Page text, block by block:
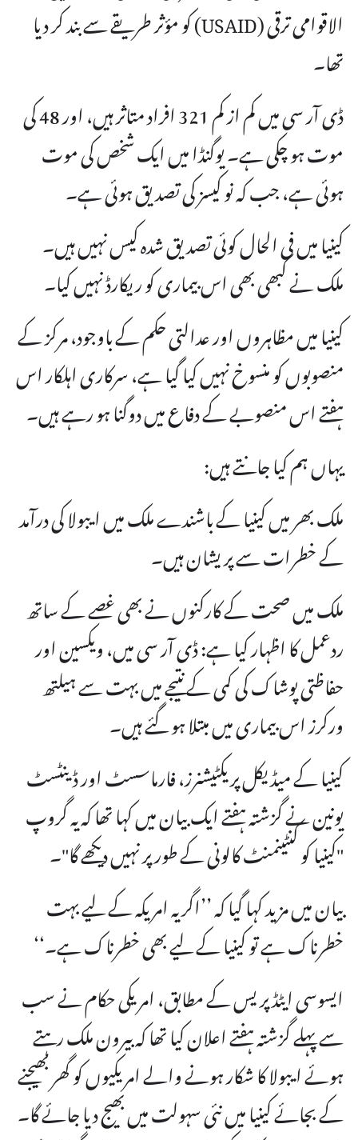
الاقوامی ترقی (USAID) کو مؤثر طریقے سے بند کر دیا
تھا۔
ڈی آر سی میں کم از کم 321 افراد متاثر ہیں، اور 48 کی
موت ہو چکی ہے۔ یوگنڈا میں ایک شخص کی موت
ہوئی ہے، جب کہ نو کیسز کی تصدیق ہوئی ہے۔
کینیا میں فی الحال کوئی تصدیق شدہ کیس نہیں ہیں۔
ملک نے کبھی بھی اس بیماری کو ریکارڈ نہیں کیا۔
کینیا میں مظاہروں اور عدالتی حکم کے باوجود، مرکز کے
منصوبوں کو منسوخ نہیں کیا گیا ہے، سرکاری اہلکار اس
ہفتے اس منصوبے کے دفاع میں دوگنا ہو رہے ہیں۔
یہاں ہم کیا جانتے ہیں:
ملک بھر میں کینیا کے باشندے ملک میں ایبولا کی درآمد
کے خطرات سے پریشان ہیں۔
ملک میں صحت کے کارکنوں نے بھی غصے کے ساتھ
ردعمل کا اظہار کیا ہے: ڈی آر سی میں، ویکسین اور
حفاظتی پوشاک کی کمی کے نتیجے میں بہت سے ہیلتھ
ورکرز اس بیماری میں مبتلا ہو گئے ہیں۔
کینیا کے میڈیکل پریکٹیشنرز، فارماسسٹ اور ڈینٹسٹ
یونین نے گزشتہ ہفتے ایک بیان میں کہا تھا کہ یہ گروپ
"کینیا کو کنٹینمنٹ کالونی کے طور پر نہیں دیکھے گا"۔
بیان میں مزید کہا گیا کہ ’’اگر یہ امریکہ کے لیے بہت
خطرناک ہے تو کینیا کے لیے بھی خطرناک ہے۔‘‘
ایسوسی ایٹڈ پریس کے مطابق، امریکی حکام نے سب
سے پہلے گزشتہ ہفتے اعلان کیا تھا کہ بیرون ملک رہتے
ہوئے ایبولا کا شکار ہونے والے امریکیوں کو گھر بھیجنے
کے بجائے کینیا میں نئی ​​سہولت میں بھیج دیا جائے گا۔